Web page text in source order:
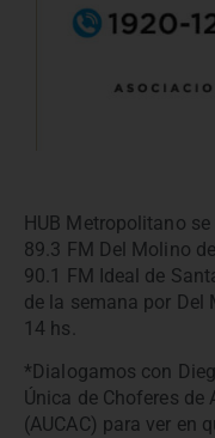
HUB Metropolitano
89.3 FM Del Molino
90.1 FM Ideal de
de la semana por Del
14 hs.
*Dialogamos con
Única de Choferes de
(AUCAC) para ver en